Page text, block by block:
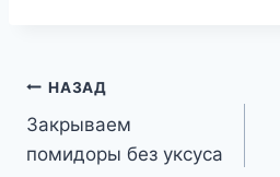
Навигация
по
НАЗАД
Закрываем
помидоры без уксуса